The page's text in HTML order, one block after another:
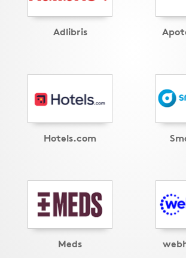
Adlibris
Hotels.com
Meds